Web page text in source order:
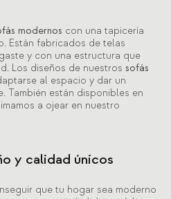
modernos con una tapicería
Están fabricados de telas
y con una estructura que
Los diseños de nuestros sofás
al espacio y dar un
También están disponibles en
a ojear en nuestro
y calidad únicos
que tu hogar sea moderno